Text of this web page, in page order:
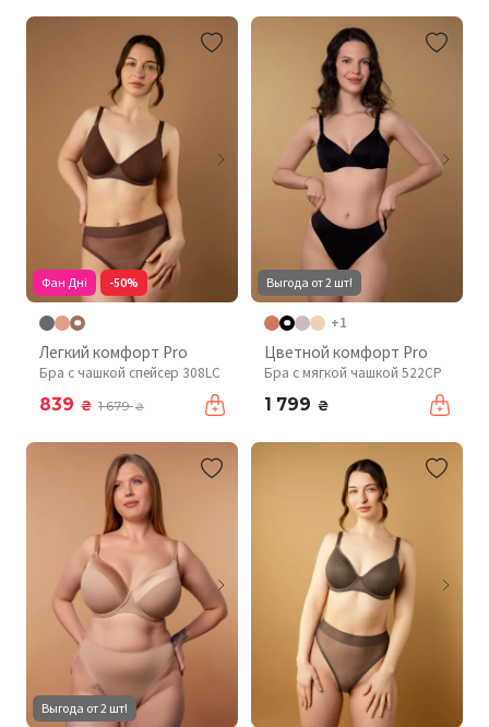
Фан Дні -50%
Легкий комфорт Pro
Бра с чашкой спейсер 308LC
839 ₴ 1 679₴
Выгода от 2 шт!
+1
Цветной комфорт Pro
Бра с мягкой чашкой 522CP
1 799 ₴
Выгода от 2 шт!